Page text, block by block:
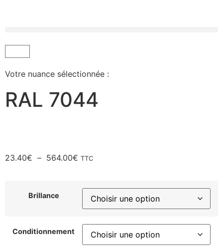
Votre nuance sélectionnée :
RAL 7044
23.40€ – 564.00€ TTC
Brillance
Conditionnement